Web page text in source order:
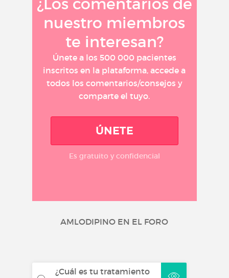
nuestro miembros
te interesan?
Únete a los 500 000 pacientes
inscritos en la plataforma, accede a
todos los comentarios/consejos y
comparte el tuyo.
ÚNETE
Es gratuito y confidencial
AMLODIPINO EN EL FORO
¿Cuál es tu tratamiento